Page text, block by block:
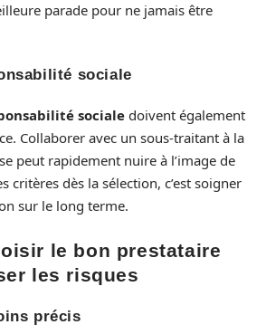
parade pour ne jamais être
sociale
socialedoivent également
Collaborer avec un sous-traitant à la
peut rapidement nuire à l’image de
critères dès la sélection, c’est soigner
sur le long terme.
le bon prestataire
les risques
précis